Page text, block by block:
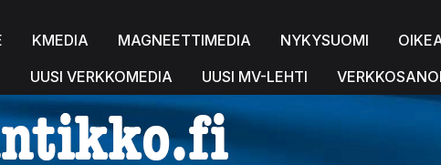
KMEDIA MAGNEETTIMEDIA NYKYSUOMI
UUSI VERKKOMEDIA UUSI MV-LEHTI